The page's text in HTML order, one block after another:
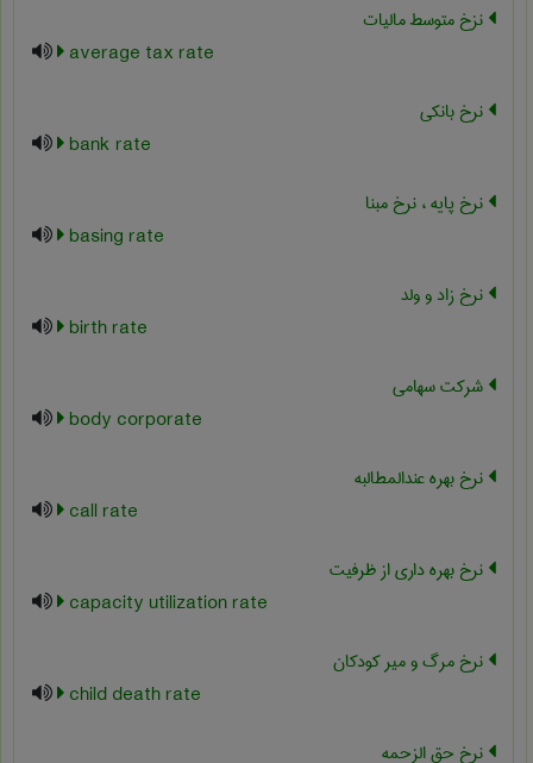
نزخ متوسط مالیات
average tax rate
نرخ بانکی
bank rate
نرخ پایه ، نرخ مبنا
basing rate
نرخ زاد و ولد
birth rate
شرکت سهامی
body corporate
نرخ بهره عندالمطالبه
call rate
نرخ بهره داری از ظرفیت
capacity utilization rate
نرخ مرگ و میر کودکان
child death rate
نرخ حق الزحمه